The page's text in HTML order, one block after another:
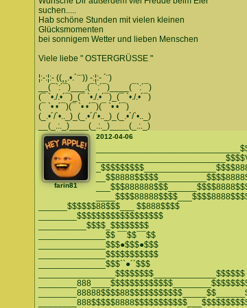
suchen.....
Hab schöne Stunden mit vielen kleinen
Glücksmomenten
bei sonnigem Wetter und lieben Menschen
Viele liebe " OSTERGRÜSSE "
¦:-:¦:- ((¸¸.•.´¨¨)) -:¦:- ´¨)
__(¯`:´¯)___.(¯`:´¯)____(¯`:´¯)
(¯ `•./.•´¯)_(¯ `•./.•´¯)_(¯ `•./.•´¯)
(¯ `• •´¯)(¯ `• •´¯)(¯ `• •´¯)
(_.•´/`•.._)_(_.•´/`•.._)_(_.•´/`•.._)
__(_.:._)____(_.:._)____(_.:._)
farin81
2012-04-06
______$$$$$$88$$$___ $$888$$$$
________$$$$$$$$$$$$$$$$$$
__________$$$$_$$$$$$$$
______________$$ ¯¯$$¯¯$$
______________$$$●$$$●$$$
______________$$$$$$$$$$$
______________$$$``●´´$$$
________________$$$$$$$$_____________$$$$$$